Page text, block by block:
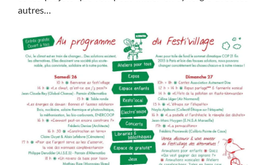
autres…